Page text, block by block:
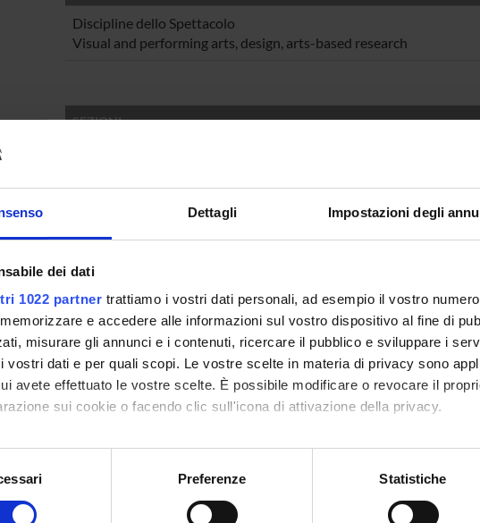
Dettagli Impostazioni degli
dei dati
1022 partner trattiamo i vostri dati personali, ad esempio il vostro
e accedere alle informazioni sul vostro dispositivo al fine di
misurare gli annunci e i contenuti, ricercare il pubblico e sviluppare i
vostri dati e per quali scopi. Le vostre scelte in materia di privacy sono
avete effettuato le vostre scelte. È possibile modificare o revocare il
sui cookie o facendo clic sull'icona di attivazione della privacy.
vorremmo anche:
informazioni sulla tua posizione geografica, con un'approssimazione
Preferenze Statistiche
Discipline dello Spettacolo
Visual and performing arts, design, arts-based research
SEZIONI
TITOLO
Attori in video nel secondo Novecento. L’arte scenica degli
Dalla scena all'etere e ritorno. "L'assoluto naturale" di Goffredo
Il "Kean" di Vittorio Gassman “inquadrato” da Francesco Rosi
"Il maestro e i discepoli attorno ad un tavolo": l'immaginazione
di Umberto Artioli
L'eloquenza straniante del corpo-negato in "Natale in casa
Van de hemel naar de lagere regionen. De eerste Italiaanse mise-